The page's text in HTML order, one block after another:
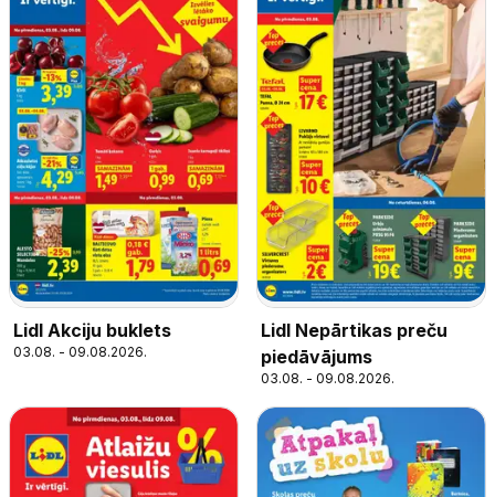
Lidl Akciju buklets
03.08. - 09.08.2026.
Lidl Nepārtikas preču
piedāvājums
03.08. - 09.08.2026.